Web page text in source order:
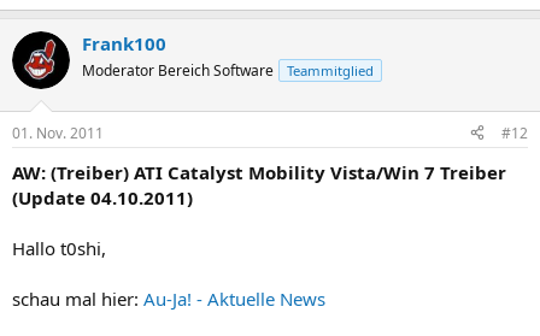
Frank100
Moderator Bereich Software Teammitglied
01. Nov. 2011 #12
AW: (Treiber) ATI Catalyst Mobility Vista/Win 7 Treiber
(Update 04.10.2011)
Hallo t0shi,
schau mal hier: Au-Ja! - Aktuelle News